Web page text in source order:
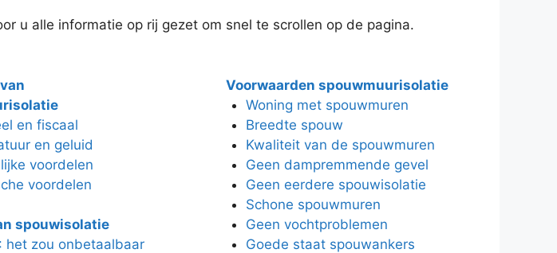
u alle informatie op rij gezet om snel te scrollen op de pagina.
en fiscaal
en geluid
voordelen
voordelen
spouwisolatie
het zou onbetaalbaar
Voorwaarden spouwmuurisolatie
Woning met spouwmuren
Breedte spouw
Kwaliteit van de spouwmuren
Geen dampremmende gevel
Geen eerdere spouwisolatie
Schone spouwmuren
Geen vochtproblemen
Goede staat spouwankers